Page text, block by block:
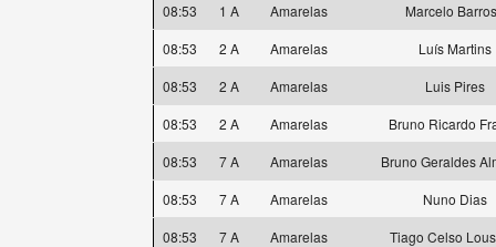
08:53
1 A Amarelas
Marcelo
08:53
2 A Amarelas
Luís Martins
08:53
2 A Amarelas
Luis Pires
08:53
2 A Amarelas
Bruno Ricardo
08:53
7 A Amarelas
Bruno Geraldes
08:53
7 A Amarelas
Nuno Dias
08:53
7 A Amarelas
Tiago Celso